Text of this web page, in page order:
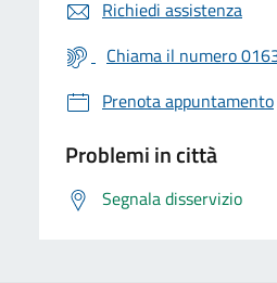
Richiedi assistenza
Chiama il numero
Prenota appuntamento
Problemi in città
Segnala disservizio